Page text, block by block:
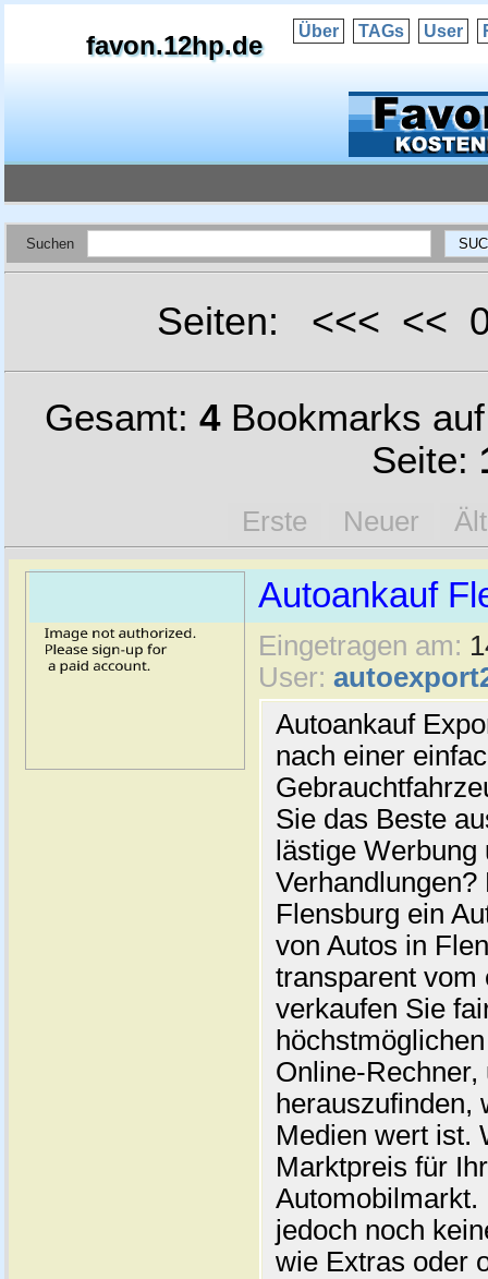
favon.12hp.de Über TAGs User
Suchen
Seiten: <<< <<
Gesamt: 4Bookmarks
Seite:
Erste Neuer
Autoankauf
Eingetragen am:
User:
Autoankauf
nach einer
Sie das Beste
lästige
Flensburg ein
von Autos in
transparent vom
verkaufen Sie
Online-
herauszufinden,
Medien wert ist.
Marktpreis für
jedoch noch
wie Extras oder